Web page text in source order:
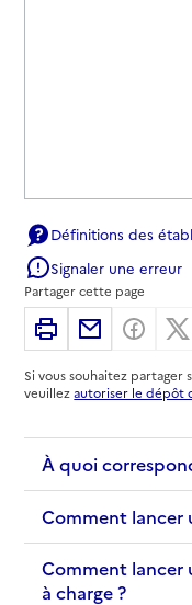
Définitions des
Signaler une erreur
Partager cette page
ImprimerPartager
Si vous souhaitez partager
veuillezautoriser le dépôt
À quoi
Comment lancer
Comment lancer
à charge ?